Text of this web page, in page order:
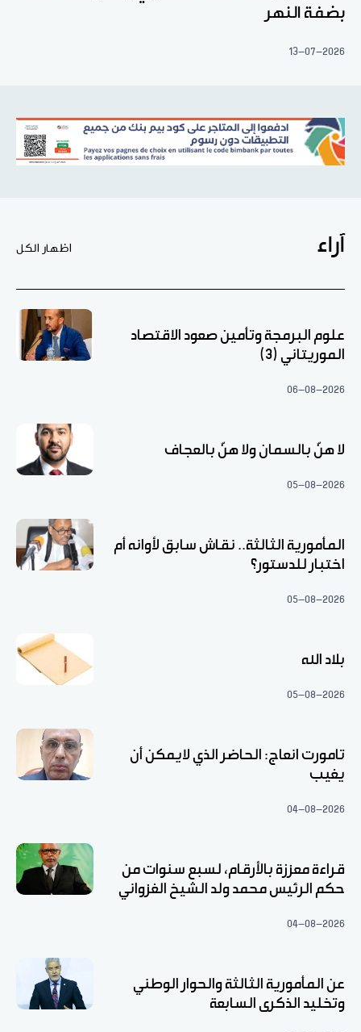
بضفة النهر
13-07-2026
آراء اظهار الكل
علوم البرمجة وتأمين صعود الاقتصاد
الموريتاني (3)
06-08-2026
لا هنّ بالسمان ولا هنّ بالعجاف
05-08-2026
المأمورية الثالثة.. نقاش سابق لأوانه أم
اختبار للدستور؟
05-08-2026
بلاد الله
05-08-2026
تامورت انعاج: الحاضر الذي لايمكن أن
يغيب
04-08-2026
قراءة معززة بالأرقام، لسبع سنوات من
حكم الرئيس محمد ولد الشيخ الغزواني
04-08-2026
عن المأمورية الثالثة والحوار الوطني
وتخليد الذكرى السابعة